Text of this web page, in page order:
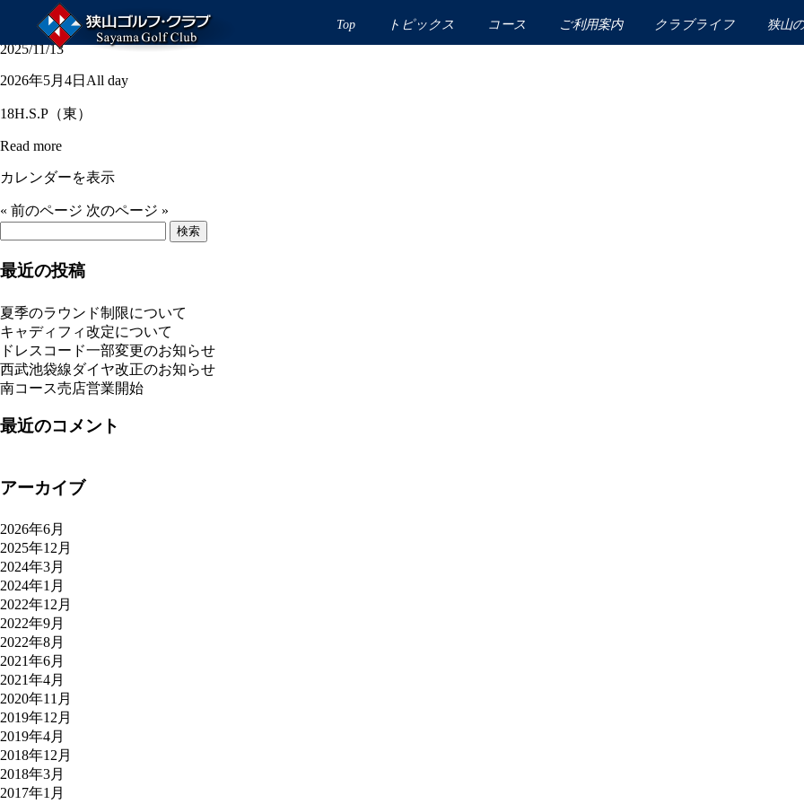
Top トピックス コース ご利用案内 クラブライフ 狭山
月例杯Ｃ
2025/11/13
月
杯
2026年5月4日 All day
18H.S.P（東）
Read more
カレンダーを表示
« 前のページ 次のページ »
最近の投稿
夏季のラウンド制限について
キャディフィ改定について
ドレスコード一部変更のお知らせ
西武池袋線ダイヤ改正のお知らせ
南コース売店営業開始
最近のコメント
アーカイブ
2026年6月
2025年12月
2024年3月
2024年1月
2022年12月
2022年9月
2022年8月
2021年6月
2021年4月
2020年11月
2019年12月
2019年4月
2018年12月
2018年3月
2017年1月